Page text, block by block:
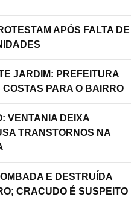
APÓS FALTA DE
JARDIM: PREFEITURA
PARA O BAIRRO
VENTANIA DEIXA
TRANSTORNOS NA
E DESTRUÍDA
CRACUDO É SUSPEITO